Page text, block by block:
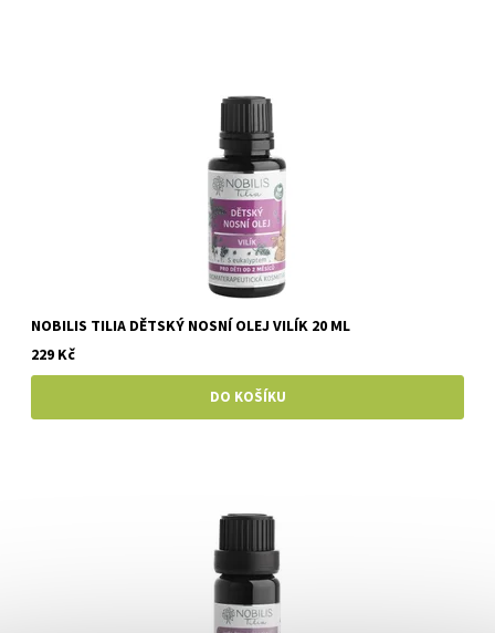
NOBILIS TILIA DĚTSKÝ NOSNÍ OLEJ VILÍK 20 ML
229 Kč